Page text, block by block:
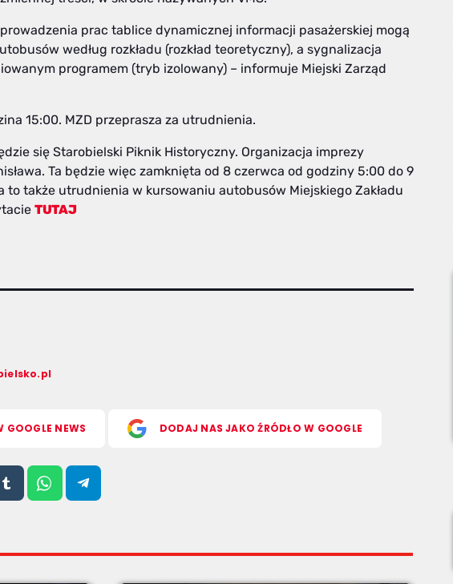
prac tablice dynamicznej informacji pasażerskiej mogą
według rozkładu (rozkład teoretyczny), a sygnalizacja
programem (tryb izolowany) – informuje Miejski Zarząd
15:00. MZD przeprasza za utrudnienia.
się Starobielski Piknik Historyczny. Organizacja imprezy
Ta będzie więc zamknięta od 8 czerwca od godziny 5:00 do 9
to także utrudnienia w kursowaniu autobusów Miejskiego Zakładu
TUTAJ
GOOGLE NEWS DODAJ NAS JAKO ŹRÓDŁO W GOOGLE